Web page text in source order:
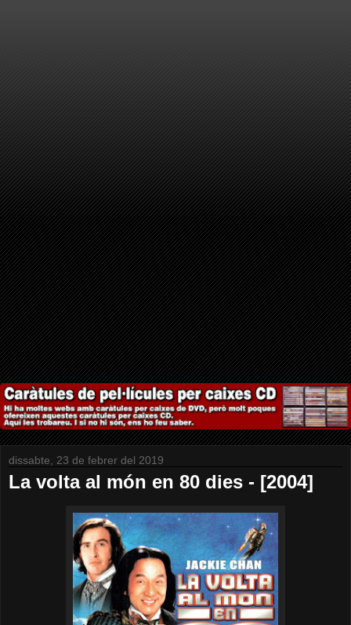
dissabte, 23 de febrer del 2019
La volta al món en 80 dies - [2004]